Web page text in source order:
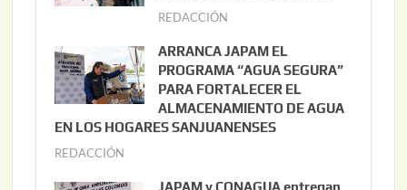
t
3
,
2
0
REDACCIÓN
i
o
2
ARRANCA JAPAM EL
PROGRAMA “AGUA SEGURA”
PARA FORTALECER EL
ALMACENAMIENTO DE AGUA
EN LOS HOGARES SANJUANENSES
REDACCIÓN
JAPAM y CONAGUA entregan